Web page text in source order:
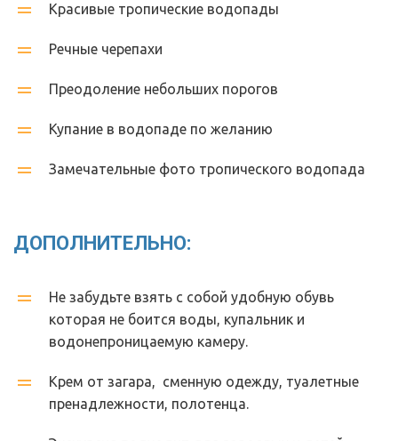
Красивые тропические водопады
Речные черепахи
Преодоление небольших порогов
Купание в водопаде по желанию
Замечательные фото тропического водопада
ДОПОЛНИТЕЛЬНО:
Не забудьте взять с собой удобную обувь
которая не боится воды, купальник и
водонепроницаемую камеру.
Крем от загара,  сменную одежду, туалетные
пренадлежности, полотенца.